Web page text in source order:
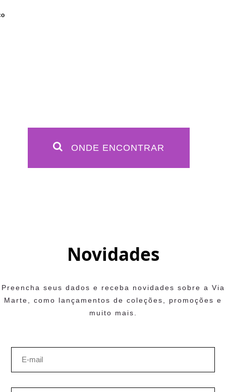
ONDE ENCONTRAR
Novidades
Preencha seus dados e receba novidades sobre a Via
Marte, como lançamentos de coleções, promoções e
muito mais.